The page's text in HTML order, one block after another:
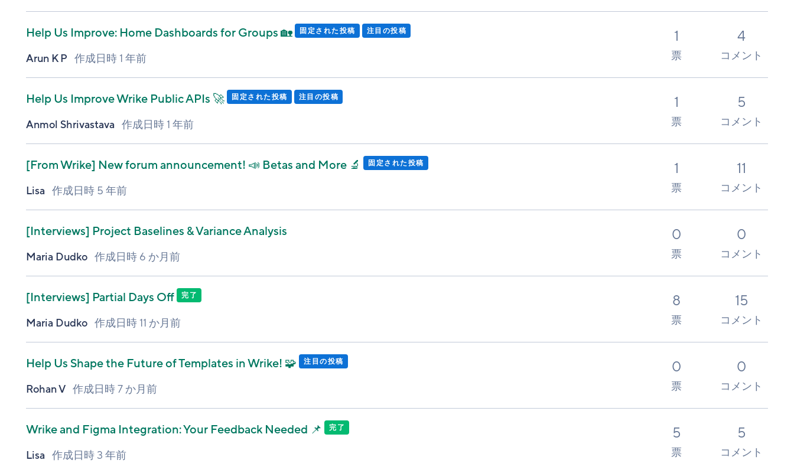
Help Us Improve: Home Dashboards for Groups 🏡 固定された投稿 注目の投稿
Arun K P 作成日時1 年前
1
票
4
コメント
Help Us Improve Wrike Public APIs 🚀 固定された投稿 注目の投稿
Anmol Shrivastava 作成日時1 年前
1
票
5
コメント
[From Wrike] New forum announcement! 📣 Betas and More 🔬 固定された投稿
Lisa 作成日時 5 年前
1
票
11
コメント
[Interviews] Project Baselines & Variance Analysis
Maria Dudko 作成日時 6 か月前
0
票
0
コメント
[Interviews] Partial Days Off 完了
Maria Dudko 作成日時11 か月前
8
票
15
コメント
Help Us Shape the Future of Templates in Wrike! 🧩 注目の投稿
Rohan V 作成日時7 か月前
0
票
0
コメント
Wrike and Figma Integration: Your Feedback Needed 📌 完了
Lisa 作成日時 3 年前
5
票
5
コメント